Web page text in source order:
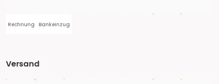
Rechnung Bankeinzug
Versand